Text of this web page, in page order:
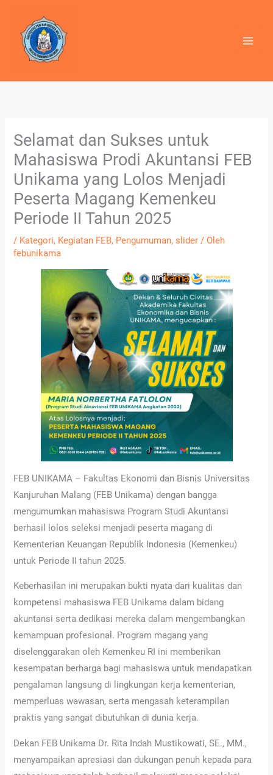
konten
Selamat dan Sukses untuk
Mahasiswa Prodi Akuntansi FEB
Unikama yang Lolos Menjadi
Peserta Magang Kemenkeu
Periode II Tahun 2025
/ Kategori, Kegiatan FEB, Pengumuman,slider / Oleh
febunikama
FEB UNIKAMA – Fakultas Ekonomi dan Bisnis Universitas
Kanjuruhan Malang (FEB Unikama) dengan bangga
mengumumkan mahasiswa Program Studi Akuntansi
berhasil lolos seleksi menjadi peserta magang di
Kementerian Keuangan Republik Indonesia (Kemenkeu)
untuk Periode II tahun 2025.
Keberhasilan ini merupakan bukti nyata dari kualitas dan
kompetensi mahasiswa FEB Unikama dalam bidang
akuntansi serta dedikasi mereka dalam mengembangkan
kemampuan profesional. Program magang yang
diselenggarakan oleh Kemenkeu RI ini memberikan
kesempatan berharga bagi mahasiswa untuk mendapatkan
pengalaman langsung di lingkungan kerja kementerian,
memperluas wawasan, serta mengasah keterampilan
praktis yang sangat dibutuhkan di dunia kerja.
Dekan FEB Unikama Dr. Rita Indah Mustikowati, SE., MM.,
menyampaikan apresiasi dan dukungan penuh kepada para